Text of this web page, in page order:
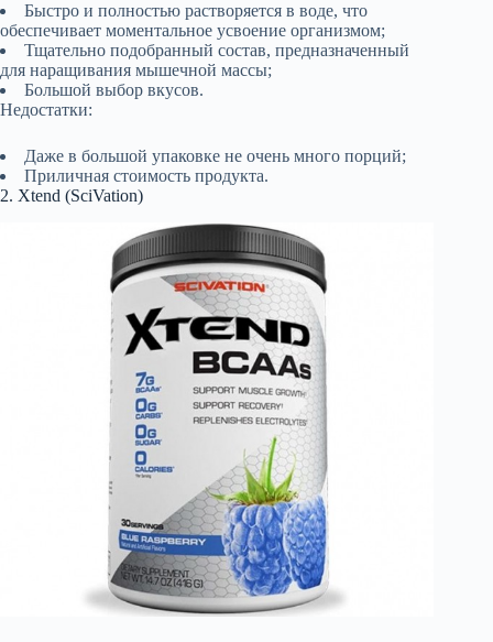
Быстро и полностью растворяется в воде, что
обеспечивает моментальное усвоение организмом;
Тщательно подобранный состав, предназначенный
для наращивания мышечной массы;
Большой выбор вкусов.
Недостатки:
Даже в большой упаковке не очень много порций;
Приличная стоимость продукта.
2. Xtend (SciVation)